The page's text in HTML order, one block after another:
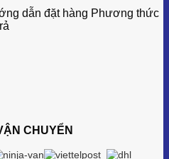
dẫn đặt hàng Phương thức
CHUYỂN